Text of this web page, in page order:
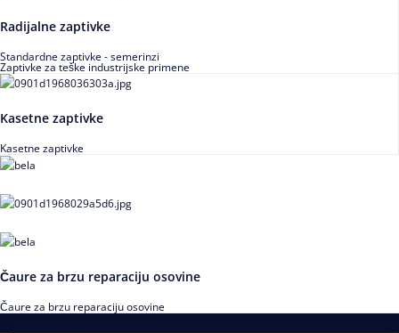
Radijalne zaptivke
Standardne zaptivke - semerinzi
Zaptivke za teške industrijske primene
Kasetne zaptivke
Kasetne zaptivke
Čaure za brzu reparaciju osovine
Čaure za brzu reparaciju osovine